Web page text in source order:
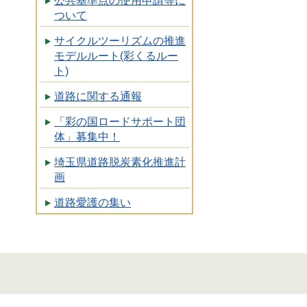
ついて
サイクルツーリズムの推進
モデルルート(彩くるルー
ト)
道路に関する通報
「彩の国ロードサポート団
体」募集中！
埼玉県道路脱炭素化推進計
画
道路愛護の集い